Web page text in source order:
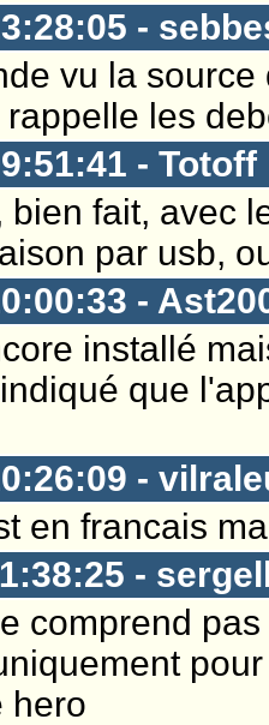
-
vu la
les
- Totoff
bien fait, avec
par usb,
-
installé
que
-
en francais
-
comprend
hero